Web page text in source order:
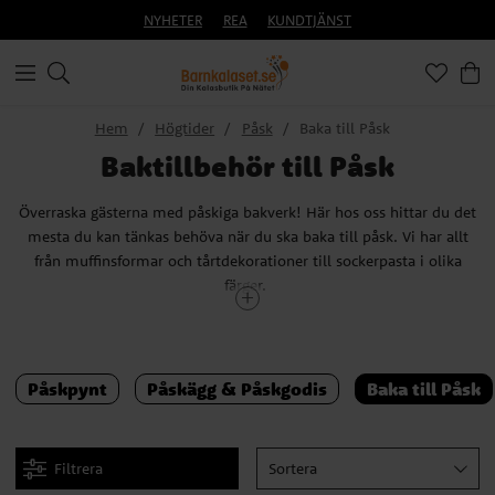
NYHETER REA KUNDTJÄNST
Hem Högtider Påsk Baka till Påsk
Baktillbehör till Påsk
Överraska gästerna med påskiga bakverk! Här hos oss hittar du det
mesta du kan tänkas behöva när du ska baka till påsk. Vi har allt
från muffinsformar och tårtdekorationer till sockerpasta i olika
färger.
Hemmagjort påskgodis, påskcupcakes eller påsktårta? Vad du vill
Påskpynt Påskägg & Påskgodis Baka till Påsk
Filtrera Sortera